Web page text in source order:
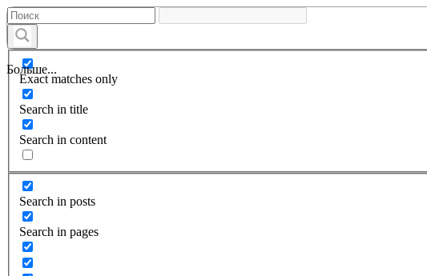
Больше...
Exact matches only
Search in title
Search in content
Search in posts
Search in pages